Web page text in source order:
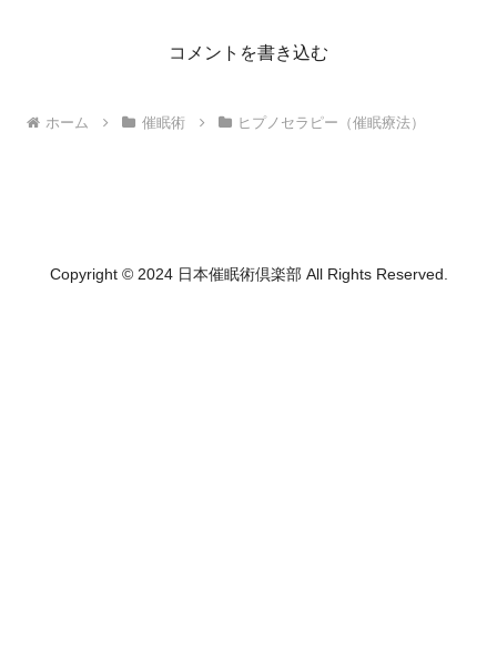
コメントを書き込む
ホーム 催眠術 ヒプノセラピー（催眠療法）
Copyright © 2024 日本催眠術倶楽部 All Rights Reserved.